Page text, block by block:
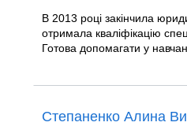
В 2013 році закінчила
отримала кваліфікацію
Готова допомагати у
Степаненко Алина